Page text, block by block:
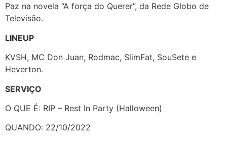
Paz na novela “A força do Querer”, da Rede Globo de
Televisão.
LINEUP
KVSH, MC Don Juan, Rodmac, SlimFat, SouSete e
Heverton.
SERVIÇO
O QUE É: RIP – Rest In Party (Halloween)
QUANDO: 22/10/2022